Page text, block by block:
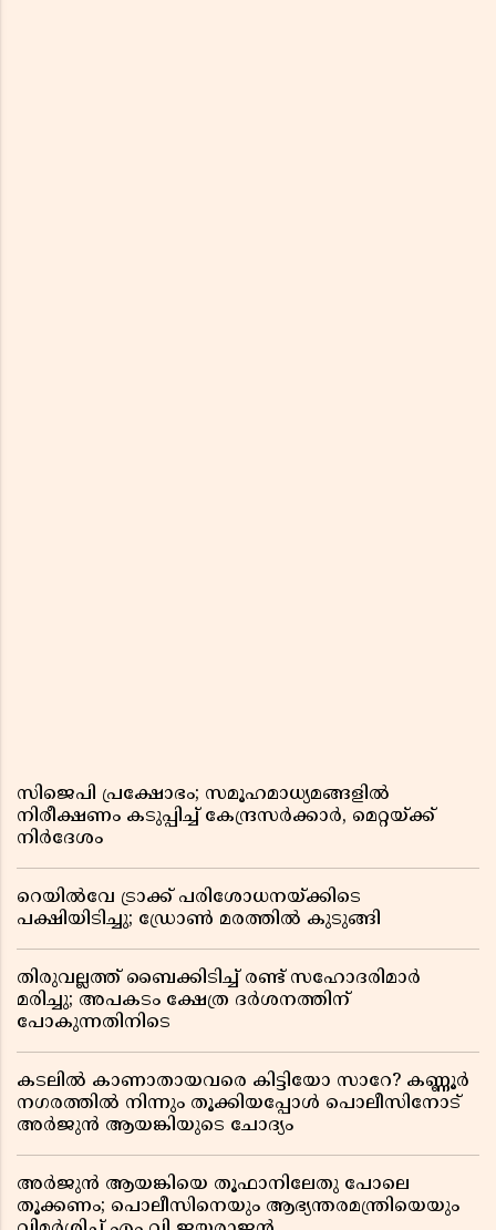
സിജെപി പ്രക്ഷോഭം; സമൂഹമാധ്യമങ്ങളിൽ
നിരീക്ഷണം കടുപ്പിച്ച് കേന്ദ്രസർക്കാർ, മെറ്റയ്ക്ക്
നിർദേശം
റെയിൽവേ ട്രാക്ക് പരിശോധനയ്ക്കിടെ
പക്ഷിയിടിച്ചു; ഡ്രോൺ മരത്തിൽ കുടുങ്ങി
തിരുവല്ലത്ത് ബൈക്കിടിച്ച് രണ്ട് സഹോദരിമാർ
മരിച്ചു; അപകടം ക്ഷേത്ര ദർശനത്തിന്
പോകുന്നതിനിടെ
കടലിൽ കാണാതായവരെ കിട്ടിയോ സാറേ? കണ്ണൂർ
നഗരത്തിൽ നിന്നും തൂക്കിയപ്പോൾ പൊലീസിനോട്
അർജുൻ ആയങ്കിയുടെ ചോദ്യം
അർജുൻ ആയങ്കിയെ തൂഫാനിലേതു പോലെ
തൂക്കണം; പൊലീസിനെയും ആഭ്യന്തരമന്ത്രിയെയും